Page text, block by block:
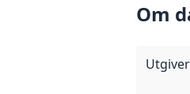
Om
Utgiver